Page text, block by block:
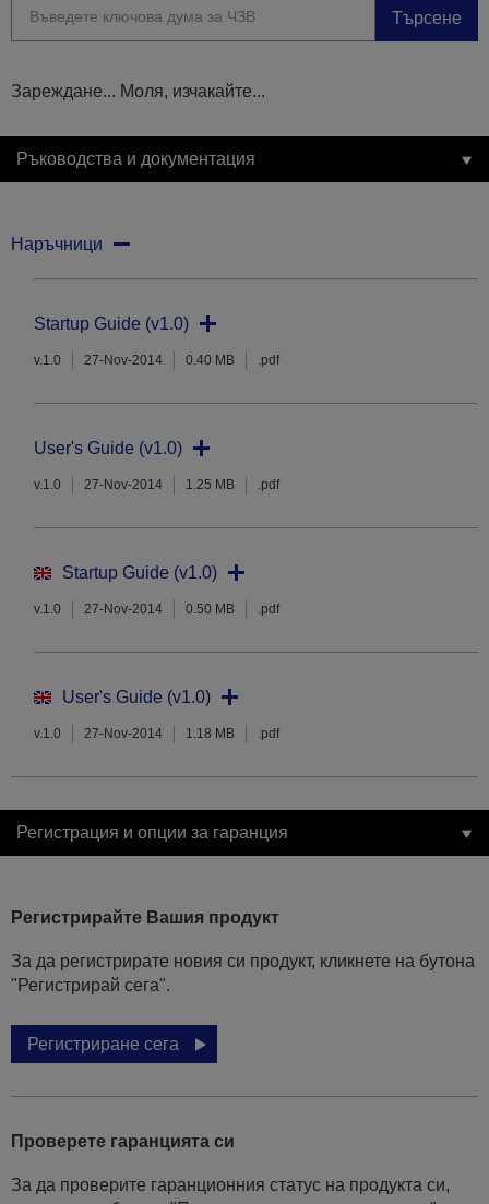
Търсене
Зареждане... Моля, изчакайте...
Ръководства и документация
Наръчници
Startup Guide (v1.0)
v.1.0 27-Nov-2014 0.40 MB .pdf
User's Guide (v1.0)
v.1.0 27-Nov-2014 1.25 MB .pdf
Startup Guide (v1.0)
v.1.0 27-Nov-2014 0.50 MB .pdf
User's Guide (v1.0)
v.1.0 27-Nov-2014 1.18 MB .pdf
Регистрация и опции за гаранция
Регистрирайте Вашия продукт
За да регистрирате новия си продукт, кликнете на бутона
"Регистрирай сега".
Регистриране сега
Проверете гаранцията си
За да проверите гаранционния статус на продукта си,